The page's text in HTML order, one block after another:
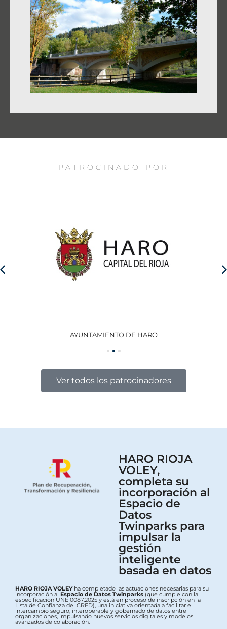
PATROCINADO POR
AYUNTAMIENTO DE HARO
Ver todos los patrocinadores
HARO RIOJA
VOLEY,
completa su
incorporación al
Espacio de
Datos
Twinparks para
impulsar la
gestión
inteligente
basada en datos
HARO RIOJA VOLEYha completado las actuaciones necesarias para su
incorporación al Espacio de Datos Twinparks (que cumple con la
especificación UNE 0087:2025 y está en proceso de inscripción en la
Lista de Confianza del CRED), una iniciativa orientada a facilitar el
intercambio seguro, interoperable y gobernado de datos entre
organizaciones, impulsando nuevos servicios digitales y modelos
avanzados de colaboración.